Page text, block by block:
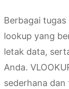
Berbagai
lookup yang
letak data,
Anda.
sederhana